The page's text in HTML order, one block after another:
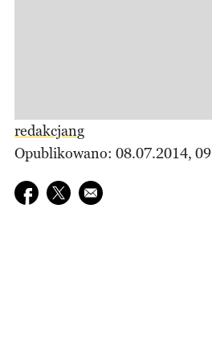
redakcjang
Opublikowano: 08.07.2014,
Udostępnij na facebook
Udostępnij na twitter
E-mail do przyjaciela